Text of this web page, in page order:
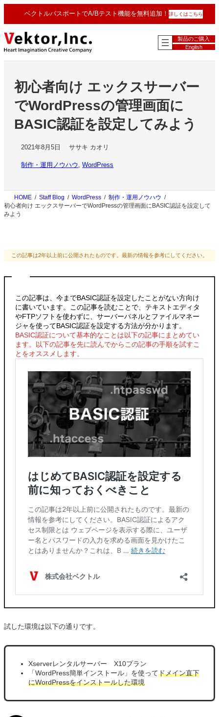
を
ス
キ
ッ
ベクトルパスポートでA/Bテスト機能を無料追加！ 詳しくはこちら
製品のご購入
English
初心者向け エックスサーバー
でWordPressの管理画面に
BASIC認証を設定してみよう
2021年8月5日 ササキ カオリ
制作・運用ノウハウ , WordPress
HOME Staff Blog WordPress
制作・運用ノウハウ
初心者向け エックスサーバーでWordPressの管理画面にBASIC認証を設定して
みよう
この記事は2年以上前に公開されたものです。最新の情報を参考にしてください。
この記事は、今までBASIC認証を設定したことがない方向け
に書いています。この記事を読むことで、テキストエディタ
やFTPソフトを使わずに、サーバーパネルとファイルマネー
ジャを使ってBASIC認証を設定する方法が分かります。
BASIC認証について基本的なことは以下の記事にまとめてい
ます。以下の記事を先に読んでからこの記事の手順を試すこ
とをオススメします。
試した環境は以下の通りです。
Xserverレンタルサーバー X10プラン
「WordPress簡単インストール」を使ってドメイン直下
にWordPressをインストールした環境